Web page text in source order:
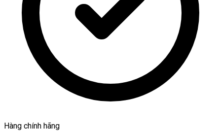
Hàng chính hãng